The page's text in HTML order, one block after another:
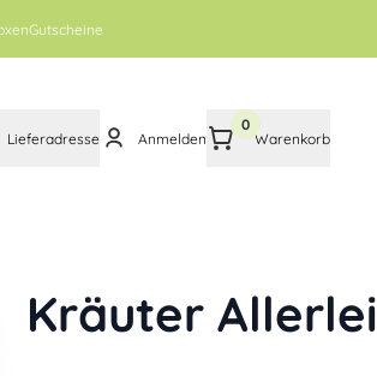
Gutscheine
Lieferadresse Anmelden
0
Warenkorb
Kräuter Allerlei